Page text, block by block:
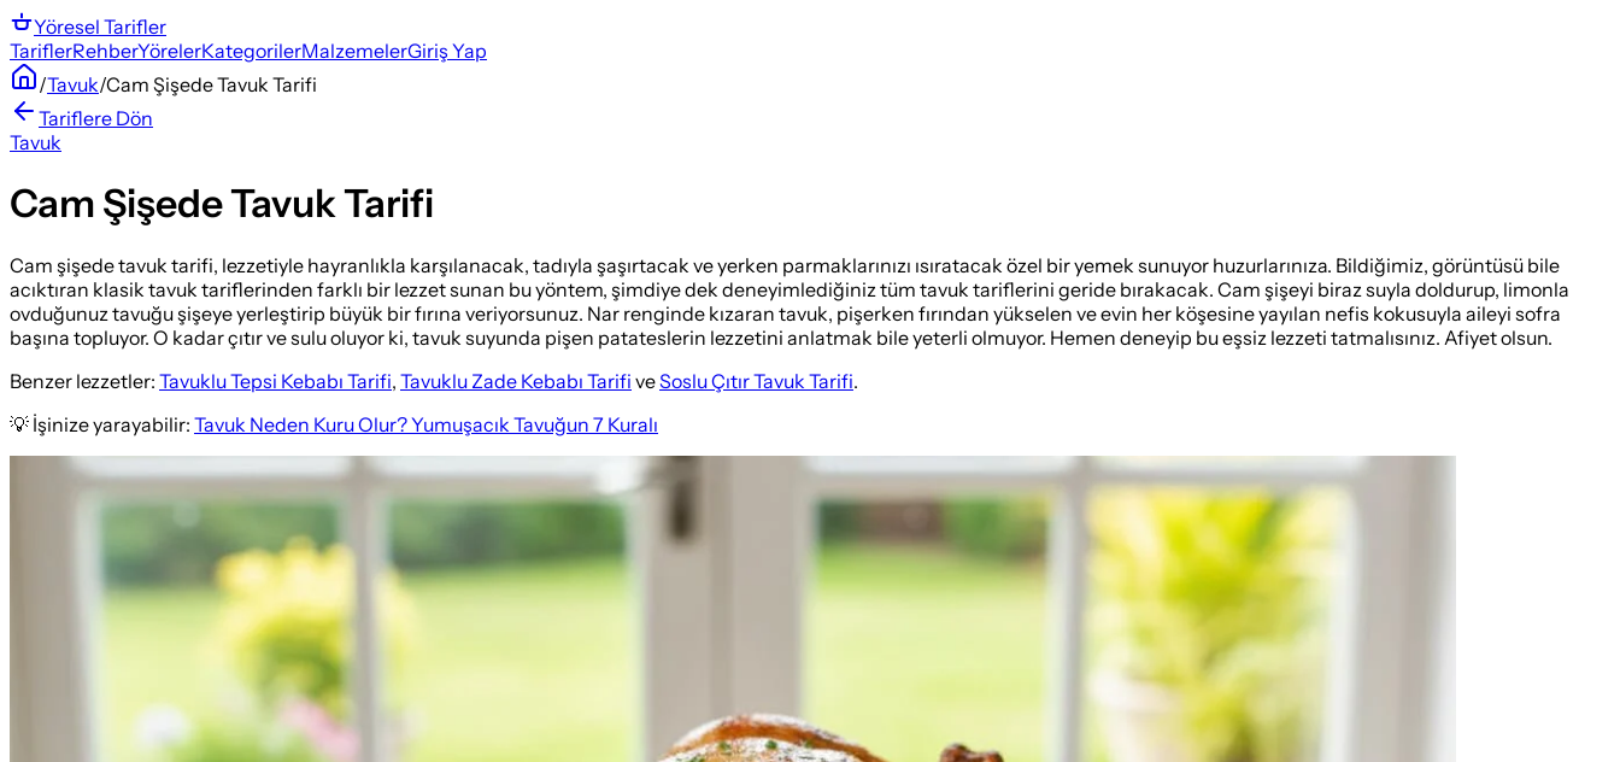
Yöresel Tarifler
TariflerRehberYörelerKategorilerMalzemelerGiriş Yap
/Tavuk/Cam Şişede Tavuk Tarifi
Tariflere Dön
Tavuk
Cam Şişede Tavuk Tarifi
Cam şişede tavuk tarifi, lezzetiyle hayranlıkla karşılanacak, tadıyla şaşırtacak ve yerken parmaklarınızı ısıratacak özel bir yemek sunuyor huzurlarınıza. Bildiğimiz, görüntüsü bile
acıktıran klasik tavuk tariflerinden farklı bir lezzet sunan bu yöntem, şimdiye dek deneyimlediğiniz tüm tavuk tariflerini geride bırakacak. Cam şişeyi biraz suyla doldurup, limonla
ovduğunuz tavuğu şişeye yerleştirip büyük bir fırına veriyorsunuz. Nar renginde kızaran tavuk, pişerken fırından yükselen ve evin her köşesine yayılan nefis kokusuyla aileyi sofra
başına topluyor. O kadar çıtır ve sulu oluyor ki, tavuk suyunda pişen patateslerin lezzetini anlatmak bile yeterli olmuyor. Hemen deneyip bu eşsiz lezzeti tatmalısınız. Afiyet olsun.
Benzer lezzetler: Tavuklu Tepsi Kebabı Tarifi, Tavuklu Zade Kebabı Tarifi veSoslu Çıtır Tavuk Tarifi.
💡 İşinize yarayabilir: Tavuk Neden Kuru Olur? Yumuşacık Tavuğun 7 Kuralı